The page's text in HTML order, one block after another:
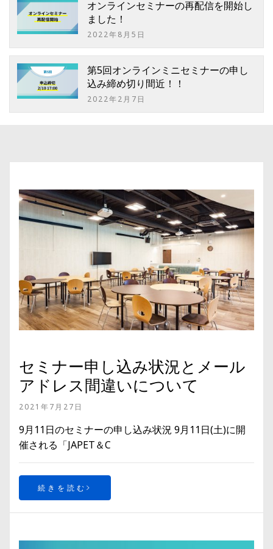
オンラインセミナーの再配信を開始し
ました！
2022年8月5日
第5回オンラインミニセミナーの申し
込み締め切り間近！！
2022年2月7日
セミナー申し込み状況とメール
アドレス間違いについて
2021年7月27日
9月11日のセミナーの申し込み状況 9月11日(土)に開
催される「JAPET＆C
続きを読む